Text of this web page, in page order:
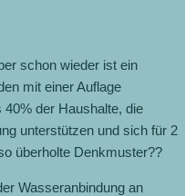
schon wieder ist ein
mit einer Auflage
der Haushalte, die
unterstützen und sich für 2
überholte Denkmuster??
Wasseranbindung an